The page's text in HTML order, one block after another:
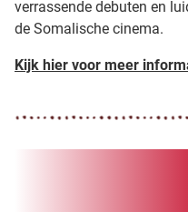
verrassende debuten en
de Somalische cinema.
Kijk hier voor meer